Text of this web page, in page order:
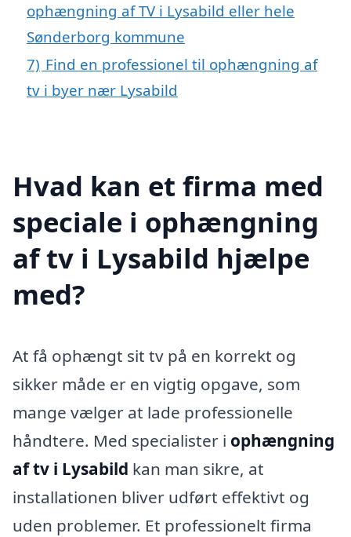
ophængning af TV i Lysabild eller hele
Sønderborg kommune
7) Find en professionel til ophængning af
tv i byer nær Lysabild
Hvad kan et firma med
speciale i ophængning
af tv i Lysabild hjælpe
med?
At få ophængt sit tv på en korrekt og
sikker måde er en vigtig opgave, som
mange vælger at lade professionelle
håndtere. Med specialister i ophængning
af tv i Lysabild kan man sikre, at
installationen bliver udført effektivt og
uden problemer. Et professionelt firma